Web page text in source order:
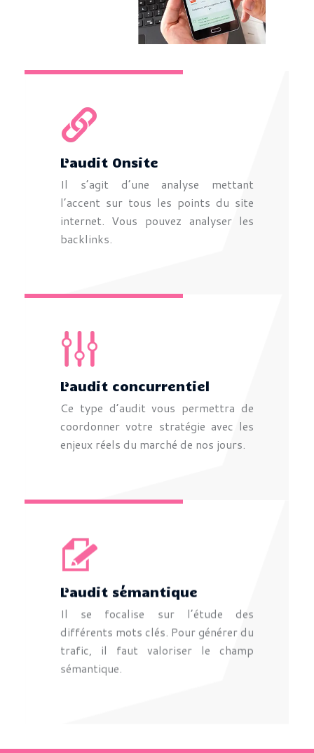
L’audit Onsite
Il s’agit d’une analyse mettant
l’accent sur tous les points du site
internet. Vous pouvez analyser les
backlinks.
L’audit concurrentiel
Ce type d’audit vous permettra de
coordonner votre stratégie avec les
enjeux réels du marché de nos jours.
L’audit sémantique
Il se focalise sur l’étude des
différents mots clés. Pour générer du
trafic, il faut valoriser le champ
sémantique.